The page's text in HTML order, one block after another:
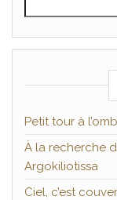
Petit tour à
À la recherche
Argokiliotissa
Ciel, c’est